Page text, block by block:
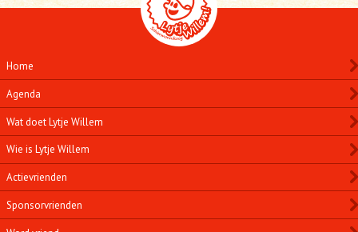
Home
Agenda
Wat doet Lytje Willem
Wie is Lytje Willem
Actievrienden
Sponsorvrienden